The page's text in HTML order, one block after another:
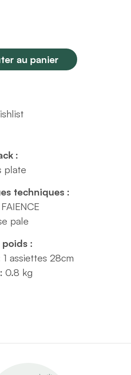
au panier
:
plate
techniques :
pale
:
assiettes 28cm
0.8 kg